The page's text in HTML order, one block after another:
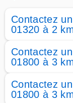
Contactez
01320 à 2
Contactez
01800 à 3
Contactez
01800 à 3